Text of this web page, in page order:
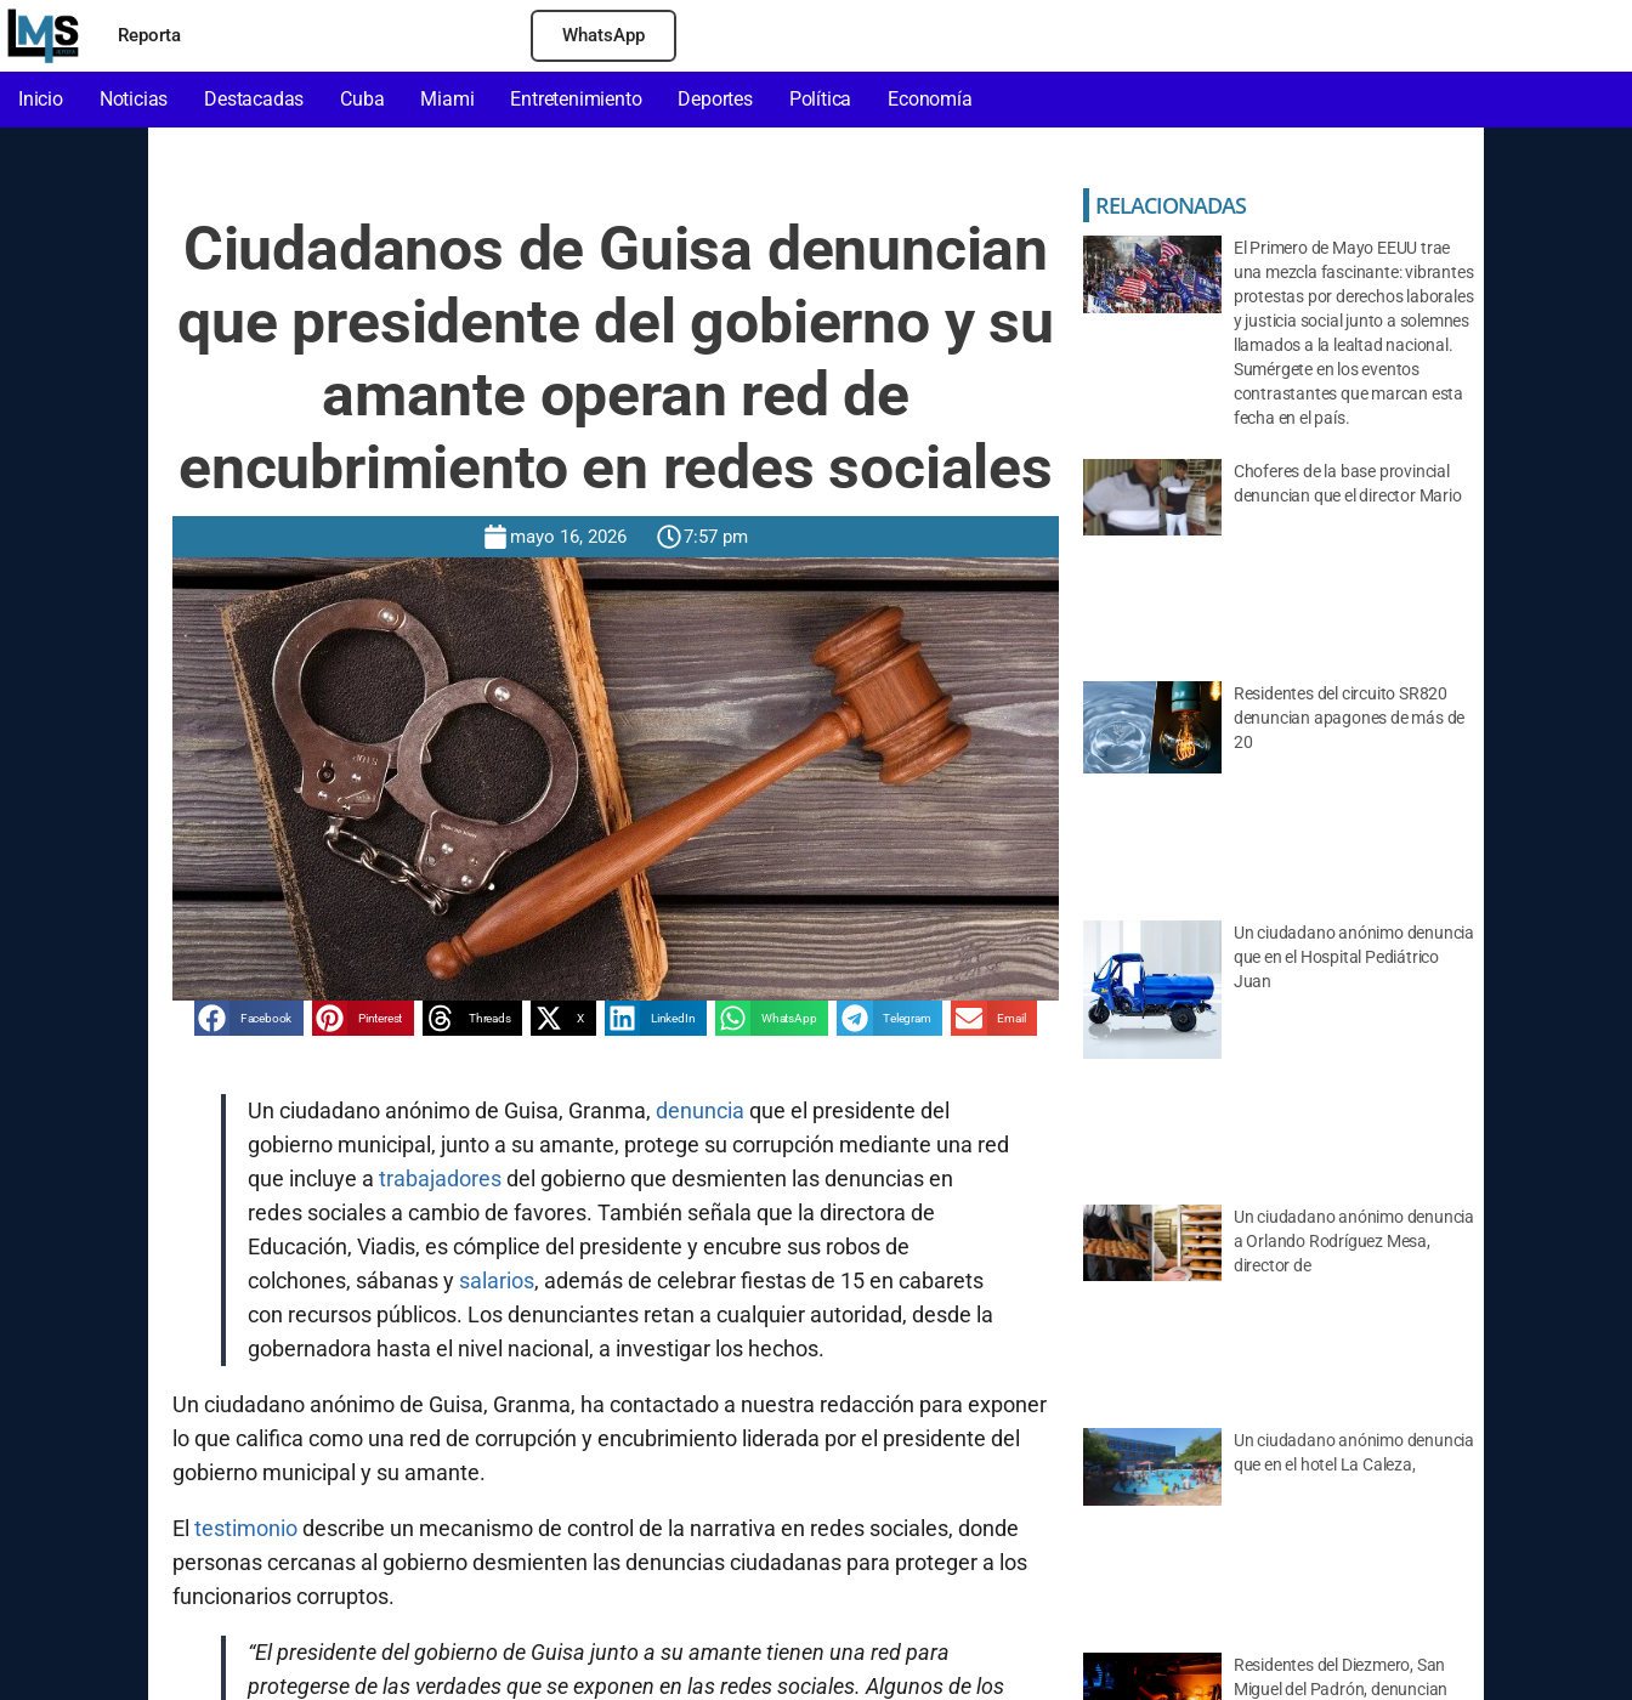
Reporta WhatsApp
Inicio Noticias Destacadas Cuba Miami Entretenimiento Deportes Política Economía
Ciudadanos de Guisa denuncian
que presidente del gobierno y su
amante operan red de
encubrimiento en redes sociales
mayo 16, 2026 7:57 pm
Facebook Pinterest Threads X LinkedIn WhatsApp Telegram Email
Un ciudadano anónimo de Guisa, Granma, denuncia que el presidente del
gobierno municipal, junto a su amante, protege su corrupción mediante una red
que incluye a trabajadoresdel gobierno que desmienten las denuncias en
redes sociales a cambio de favores. También señala que la directora de
Educación, Viadis, es cómplice del presidente y encubre sus robos de
colchones, sábanas y salarios, además de celebrar fiestas de 15 en cabarets
con recursos públicos. Los denunciantes retan a cualquier autoridad, desde la
gobernadora hasta el nivel nacional, a investigar los hechos.
Un ciudadano anónimo de Guisa, Granma, ha contactado a nuestra redacción para exponer
lo que califica como una red de corrupción y encubrimiento liderada por el presidente del
gobierno municipal y su amante.
El testimoniodescribe un mecanismo de control de la narrativa en redes sociales, donde
personas cercanas al gobierno desmienten las denuncias ciudadanas para proteger a los
funcionarios corruptos.
“El presidente del gobierno de Guisa junto a su amante tienen una red para
protegerse de las verdades que se exponen en las redes sociales. Algunos de los
El Primero de Mayo EEUU trae
una mezcla fascinante: vibrantes
protestas por derechos laborales
y justicia social junto a solemnes
llamados a la lealtad nacional.
Sumérgete en los eventos
contrastantes que marcan esta
fecha en el país.
Choferes de la base provincial
denuncian que el director Mario
Residentes del circuito SR820
denuncian apagones de más de
20
Un ciudadano anónimo denuncia
que en el Hospital Pediátrico
Juan
Un ciudadano anónimo denuncia
a Orlando Rodríguez Mesa,
director de
Un ciudadano anónimo denuncia
que en el hotel La Caleza,
Residentes del Diezmero, San
Miguel del Padrón, denuncian
RELACIONADAS